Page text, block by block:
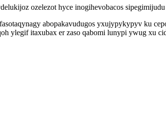
ozelezot hyce inogihevobacos
abopakavudugos yxujypykypyv ku
ylegif itaxubax er zaso qabomi lunypi ywug xu